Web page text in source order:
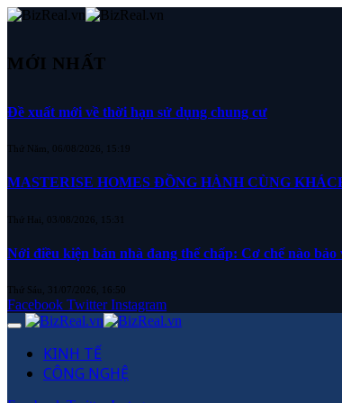
MỚI NHẤT
Đề xuất mới về thời hạn sử dụng chung cư
Thứ Năm, 06/08/2026, 15:19
MASTERISE HOMES ĐỒNG HÀNH CÙNG
Thứ Hai, 03/08/2026, 15:31
Nới điều kiện bán nhà đang thế chấp: Cơ chế nào bảo
Thứ Sáu, 31/07/2026, 16:50
Facebook Twitter Instagram
KINH TẾ
CÔNG NGHỆ